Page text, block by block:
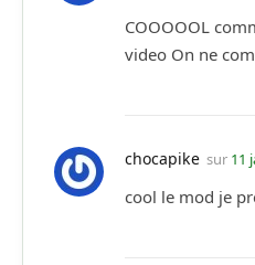
COOOOOL
video On ne
chocapike sur 11
cool le mod je